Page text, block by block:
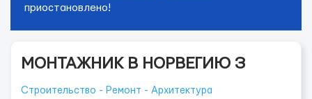
приостановлено!
МОНТАЖНИК В НОРВЕГИЮ З
Строительство - Ремонт - Архитектура